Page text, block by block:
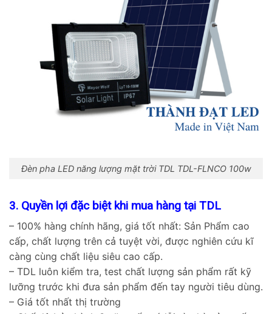
Đèn pha LED năng lượng mặt trời TDL TDL-FLNCO 100w
3. Quyền lợi đặc biệt khi mua hàng tại TDL
– 100% hàng chính hãng, giá tốt nhất: Sản Phẩm cao
cấp, chất lượng trên cả tuyệt vời, được nghiên cứu kĩ
càng cùng chất liệu siêu cao cấp.
– TDL luôn kiểm tra, test chất lượng sản phẩm rất kỹ
lưỡng trước khi đưa sản phẩm đến tay người tiêu dùng.
– Giá tốt nhất thị trường